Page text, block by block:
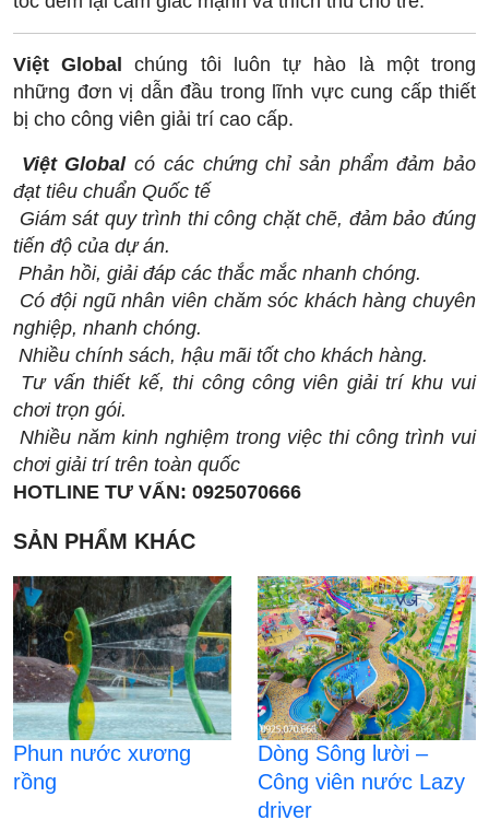
Việt Global
chúng tôi luôn tự hào là một trong
những đơn vị dẫn đầu trong lĩnh vực cung cấp thiết
bị cho công viên giải trí cao cấp.
Việt Globalcó các chứng chỉ sản phẩm đảm bảo
đạt tiêu chuẩn Quốc tế
Giám sát quy trình thi công chặt chẽ, đảm bảo đúng
tiến độ của dự án.
Phản hồi, giải đáp các thắc mắc nhanh chóng.
Có đội ngũ nhân viên chăm sóc khách hàng chuyên
nghiệp, nhanh chóng.
Nhiều chính sách, hậu mãi tốt cho khách hàng.
Tư vấn thiết kế, thi công công viên giải trí khu vui
chơi trọn gói.
Nhiều năm kinh nghiệm trong việc thi công trình vui
chơi giải trí trên toàn quốc
HOTLINE TƯ VẤN: 0925070666
SẢN PHẨM KHÁC
Phun nước xương
rồng
Dòng Sông lười –
Công viên nước Lazy
driver